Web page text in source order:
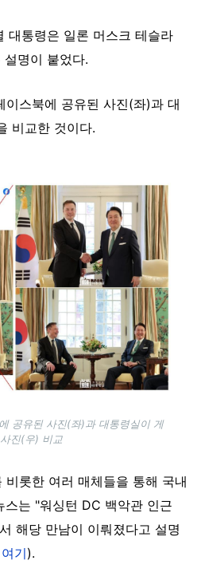
대통령은 일론 머스크 테슬라
명이 붙었다.
스북에 공유된 사진(좌)과 대
비교한 것이다.
공유된 사진(좌)과 대통령실이 게
진(우) 비교
비롯한 여러 매체들을 통해 국내
스는 "워싱턴 DC 백악관 인근
해당 만남이 이뤄졌다고 설명
여기).